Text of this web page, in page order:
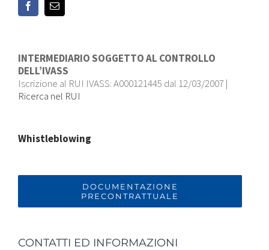
INTERMEDIARIO SOGGETTO AL CONTROLLO
DELL’IVASS
Iscrizione al RUI IVASS: A000121445 dal 12/03/2007 |
Ricerca nel RUI
Whistleblowing
DOCUMENTAZIONE
PRECONTRATTUALE
CONTATTI ED INFORMAZIONI